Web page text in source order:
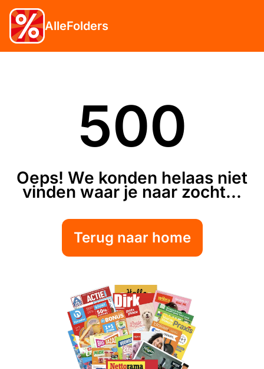
AlleFolders
500
Oeps! We konden helaas niet
vinden waar je naar zocht...
Terug naar home